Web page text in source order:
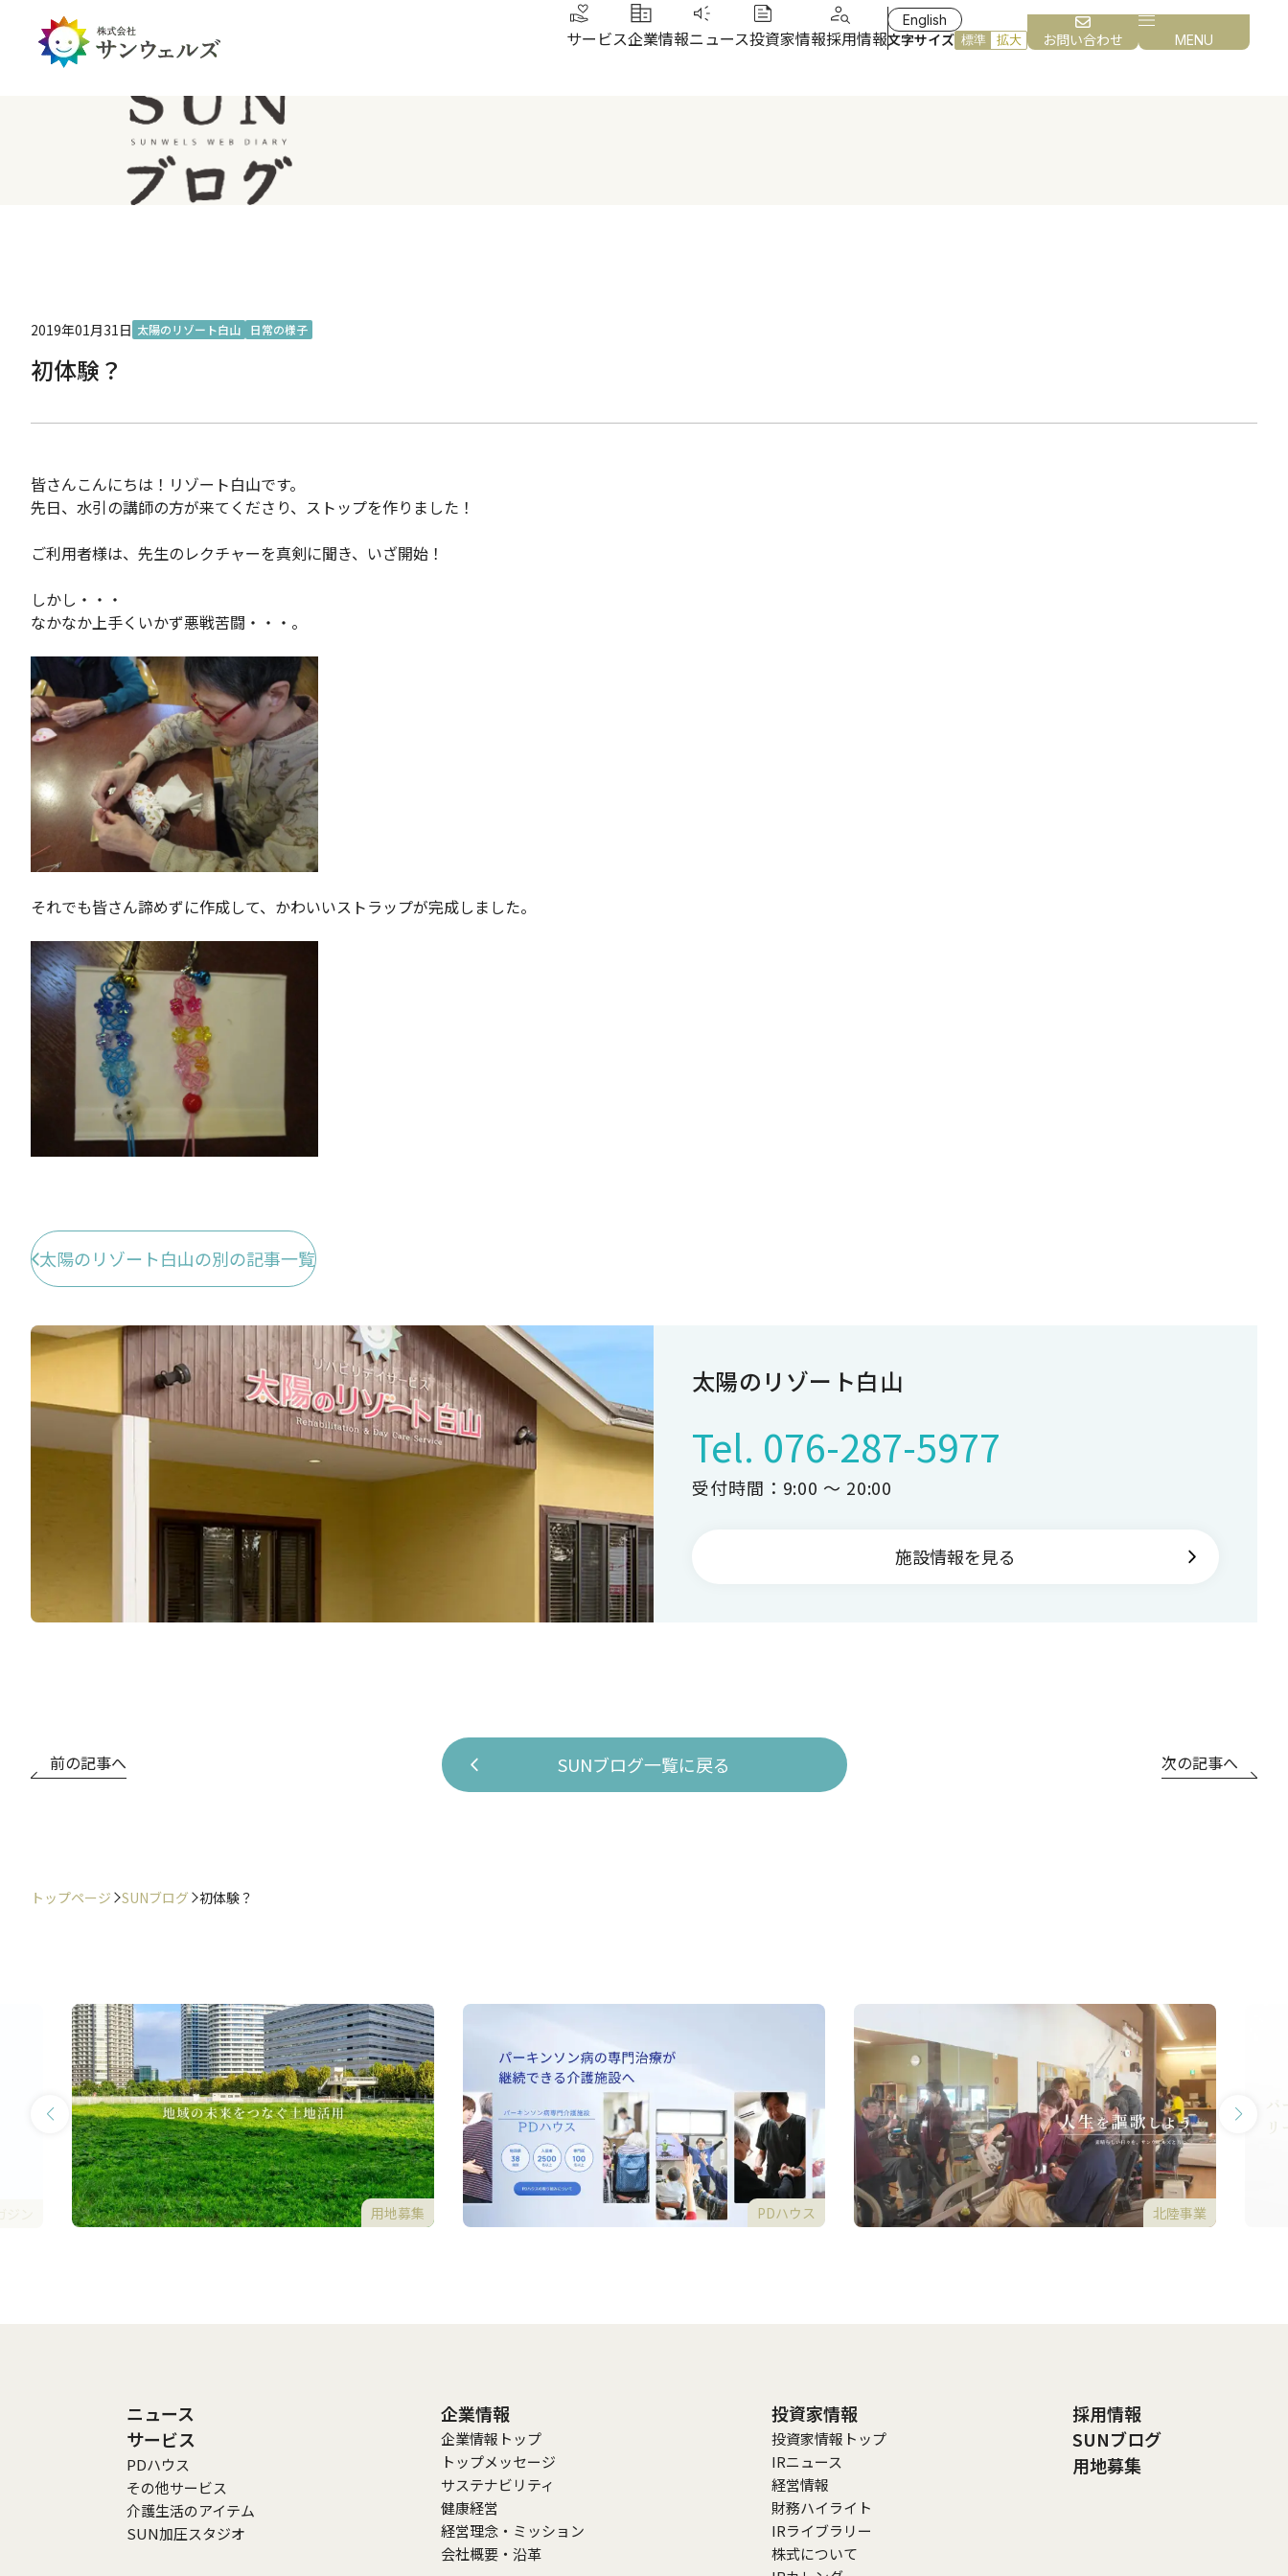
サービス
全国 PDハウス
北陸 介護生活のアイテム
企業情報
企業情報トップ
サステナビリティ
ニュース投資家情報
投資家情報トップ
経営情報
採用情報
English
文字サイズ 標準 拡大 お問い合わせ MENU
2019年01月31日 太陽のリゾート白山 日常の様子
初体験？
皆さんこんにちは！リゾート白山です。
先日、水引の講師の方が来てくださり、ストップを作りました！
ご利用者様は、先生のレクチャーを真剣に聞き、いざ開始！
しかし・・・
なかなか上手くいかず悪戦苦闘・・・。
それでも皆さん諦めずに作成して、かわいいストラップが完成しました。
太陽のリゾート白山の別の記事一覧
太陽のリゾート白山
Tel. 076-287-5977
受付時間：9:00 ～ 20:00
施設情報を見る
前の記事へ SUNブログ一覧に戻る 次の記事へ
トップページ SUNブログ 初体験？
用地募集 PDハウス 北陸事業
ニュース
サービス
PDハウス
その他サービス
介護生活のアイテム
SUN加圧スタジオ
企業情報
企業情報トップ
トップメッセージ
サステナビリティ
健康経営
経営理念・ミッション
会社概要・沿革
投資家情報
投資家情報トップ
IRニュース
経営情報
財務ハイライト
IRライブラリー
株式について
採用情報
SUNブログ
用地募集